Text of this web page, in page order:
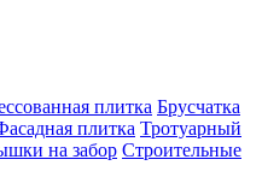
плитка Брусчатка
плитка Тротуарный
на забор Строительные